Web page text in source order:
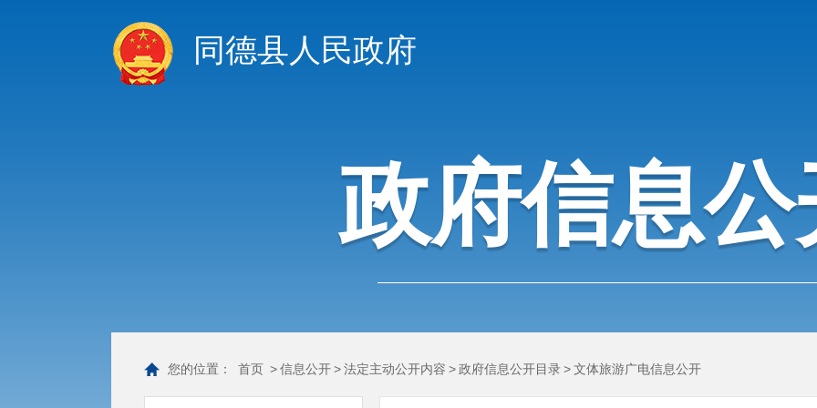
同德县人民政府
政府信息公
您的位置： 首页 >信息公开>法定主动公开内容 >政府信息公开目录>文体旅游广电信息公开